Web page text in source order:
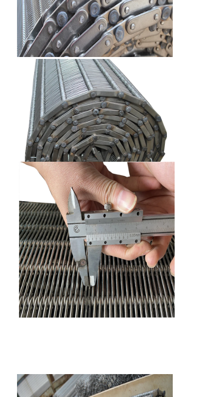
বাড়ি
পণ্য
আমাদের সম্পর্কে
কারখানা ভ্রমণ
মান নিয়ন্ত্রণ
আমাদের সাথে যোগাযোগ করুন
খবর
সব ক্ষেত্রেই
স্টেইনলেস স্টীল জাল বেল্ট
খাদ্য জাল বেল্ট